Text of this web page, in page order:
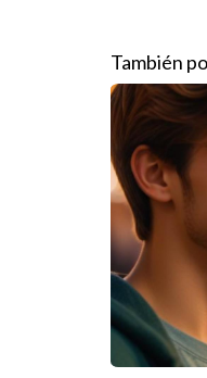
El
venta de
como
Las
También